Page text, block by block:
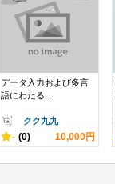
データ入力および多言
語にわたる...
クク九九
- (0) 10,000円